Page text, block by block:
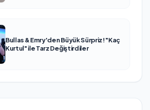
Bullas & Emry'den Büyük Sürpriz! "Kaç
Kurtul" ile Tarz Değiştirdiler